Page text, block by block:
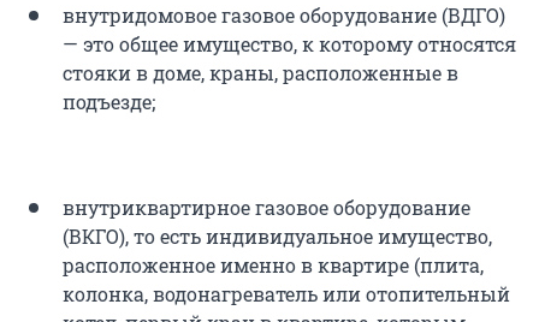
внутридомовое газовое оборудование (ВДГО)
— это общее имущество, к которому относятся
стояки в доме, краны, расположенные в
подъезде;
внутриквартирное газовое оборудование
(ВКГО), то есть индивидуальное имущество,
расположенное именно в квартире (плита,
колонка, водонагреватель или отопительный